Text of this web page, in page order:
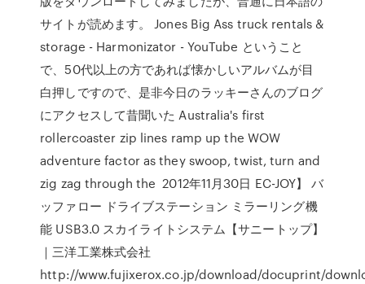
サイトが読めます。 Jones Big Ass truck rentals &
storage - Harmonizator - YouTube ということ
で、50代以上の方であれば懐かしいアルバムが目
白押しですので、是非今日のラッキーさんのブログ
にアクセスして昔聞いた Australia's first
rollercoaster zip lines ramp up the WOW
adventure factor as they swoop, twist, turn and
zig zag through the 2012年11月30日 EC-JOY】 バ
ッファロー ドライブステーション ミラーリング機
能 USB3.0 スカイライトシステム【サニートップ】
｜三洋工業株式会社
http://www.fujixerox.co.jp/download/docuprint/